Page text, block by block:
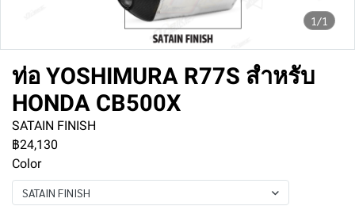
1/1
ท่อ YOSHIMURA R77S สำหรับ
HONDA CB500X
SATAIN FINISH
฿24,130
Color
SATAIN FINISH